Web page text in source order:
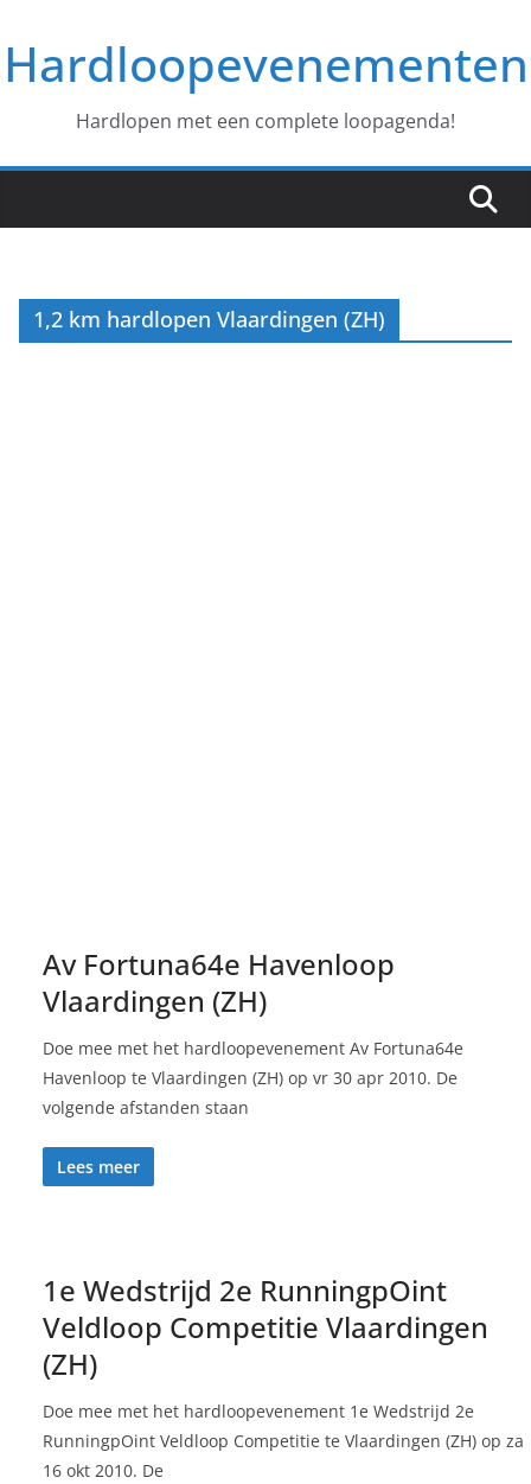
naar
deHardloopevenementen
Hardlopen met een complete loopagenda!
1,2 km hardlopen Vlaardingen (ZH)
Av Fortuna64e Havenloop
Vlaardingen (ZH)
Doe mee met het hardloopevenement Av Fortuna64e
Havenloop te Vlaardingen (ZH) op vr 30 apr 2010. De
volgende afstanden staan
Lees meer
1e Wedstrijd 2e RunningpOint
Veldloop Competitie Vlaardingen
(ZH)
Doe mee met het hardloopevenement 1e Wedstrijd 2e
RunningpOint Veldloop Competitie te Vlaardingen (ZH) op za
16 okt 2010. De